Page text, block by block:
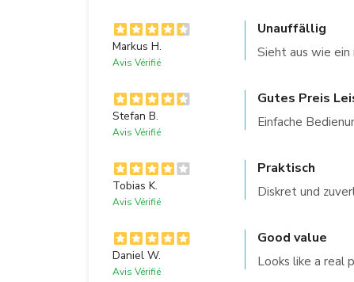
Markus H.
Avis Vérifié
Unauffällig
Sieht aus wie
Stefan B.
Avis Vérifié
Gutes Preis
Einfache
Tobias K.
Avis Vérifié
Praktisch
Diskret und
Daniel W.
Avis Vérifié
Good value
Looks like a real